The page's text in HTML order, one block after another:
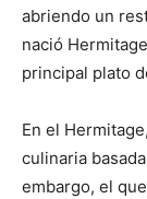
abriendo un
nació
principal plato
En el
culinaria
embargo, el